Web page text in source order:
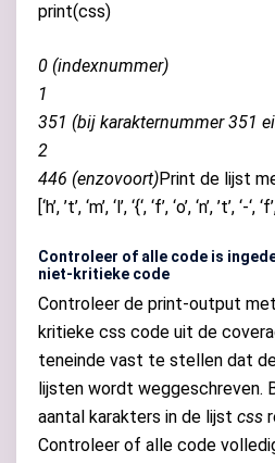
print(css)
0 (indexnummer)
1
351 (bij karakternummer 351
2
446 (enzovoort)Print de lijst
[‘h’, ’t’, ‘m’, ‘l’, ‘{‘, ‘f’, ‘o’, ‘n’, ’t’, ‘-‘,
Controleer of alle code is
niet-kritieke code
Controleer de print-output
kritieke css code uit de
teneinde vast te stellen dat
lijsten wordt weggeschreven.
aantal karakters in de lijst css
Controleer of alle code